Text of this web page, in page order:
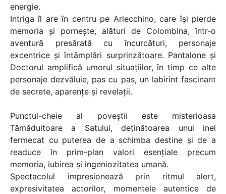
energie.
Intriga îl are în centru pe Arlecchino, care își pierde
memoria și pornește, alături de Colombina, într-o
aventură presărată cu încurcături, personaje
excentrice și întâmplări surprinzătoare. Pantalone și
Doctorul amplifică umorul situațiilor, în timp ce alte
personaje dezvăluie, pas cu pas, un labirint fascinant
de secrete, aparențe și revelații.
Punctul-cheie al poveștii este misterioasa
Tămăduitoare a Satului, deținătoarea unui inel
fermecat cu puterea de a schimba destine și de a
readuce în prim-plan valori esențiale precum
memoria, iubirea și ingeniozitatea umană.
Spectacolul impresionează prin ritmul alert,
expresivitatea actorilor, momentele autentice de